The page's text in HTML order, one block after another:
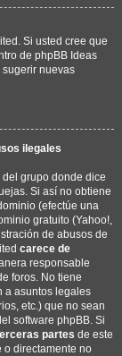
Si usted cree que
de phpBB Ideas
nuevas
ilegales
grupo donde dice
Si así no obtiene
(efectúe una
gratuito (Yahoo!,
de abusos de
carece de
responsable
foros. No tiene
a asuntos legales
etc.) que no sean
software phpBB. Si
partes de este
o directamente no